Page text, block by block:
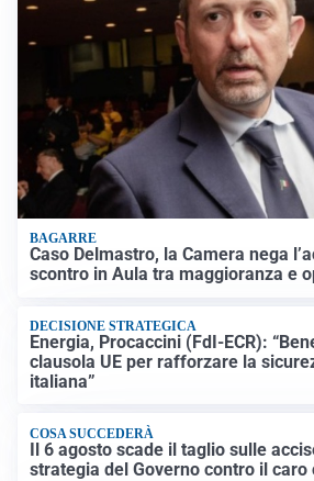
BAGARRE
Caso Delmastro, la Camera nega
scontro in Aula tra maggioranza e
DECISIONE STRATEGICA
Energia, Procaccini (FdI-ECR):
clausola UE per rafforzare la
italiana”
COSA SUCCEDERÀ
Il 6 agosto scade il taglio sulle
strategia del Governo contro il caro